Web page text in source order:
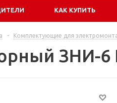
КАК КУПИТЬ
- Комплектующие для
ЗНИ-6